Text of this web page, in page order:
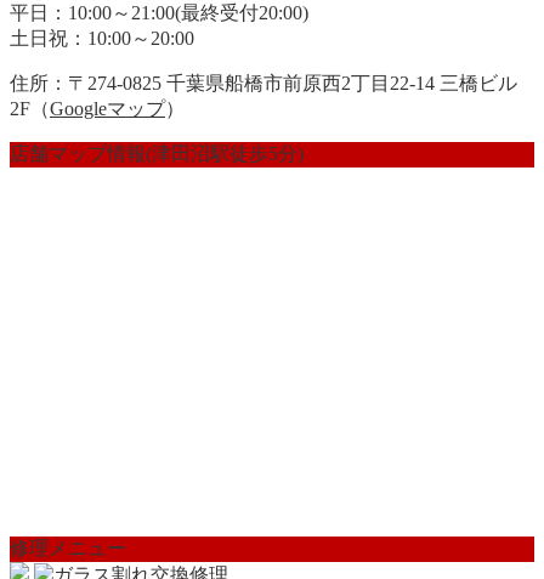
平日：10:00～21:00(最終受付20:00)
土日祝：10:00～20:00
住所：〒274-0825 千葉県船橋市前原西2丁目22-14 三橋ビル
2F（Googleマップ）
店舗マップ情報(津田沼駅徒歩5分)
修理メニュー